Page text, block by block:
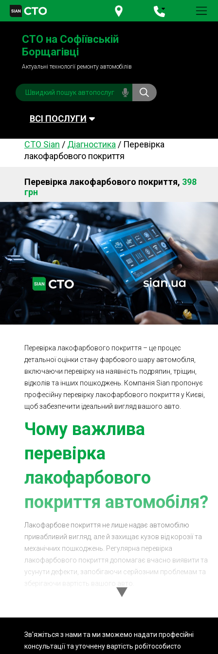
+380 95781-84-84
+380 98791-84-84
СТО на Софіївській
Борщагівці
Актуальні технології ремонту автомобілів
ВСІ ПОСЛУГИ
Автомийка Планове ТО
Акумулятори
Обслуговування
Система охолодження
Діагностика
Ходова частина Зчеплення
ГРМ Шиномонтаж
Запчастини Двигун
Гальмівна система Заміна Ременей
СТО Sian / Діагностика / Перевірка
лакофарбового покриття
Перевірка лакофарбового покриття, 398
грн
Зв'яжіться з нами та ми зможемо надати професійні
консультації та уточнену вартість робітособисто
Перевірка лакофарбового покриття – це процес
детальної оцінки стану фарбового шару автомобіля,
включаючи перевірку на наявність подряпин, тріщин,
відколів та інших пошкоджень. Компанія Sian пропонує
професійну перевірку лакофарбового покриття у Києві,
щоб забезпечити ідеальний вигляд вашого авто.
Чому важлива
перевірка
лакофарбового
покриття автомобіля?
Лакофарбове покриття не лише надає автомобілю
привабливий вигляд, але й захищає кузов від корозії та
механічних пошкоджень. Регулярна перевірка
лакофарбового покриття допомагає вчасно виявити та
усунути дефекти, запобігаючи серйозним проблемам та
зберігаючи вартість вашого авто.
лакофарбового покриття
Високоякісне обладнання: Ми використовуємо
найсучасніші інструменти для точного аналізу